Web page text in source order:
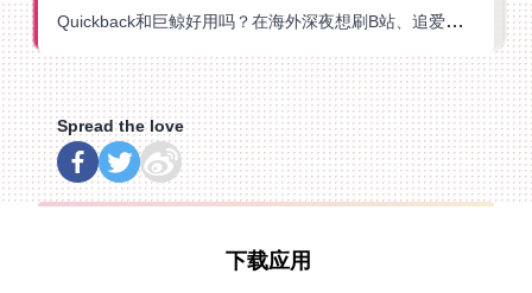
Quickback和巨鲸好用吗？在海外深夜想刷B站、追爱奇艺的你，或许正需要这份答案
Spread the love
下载应用